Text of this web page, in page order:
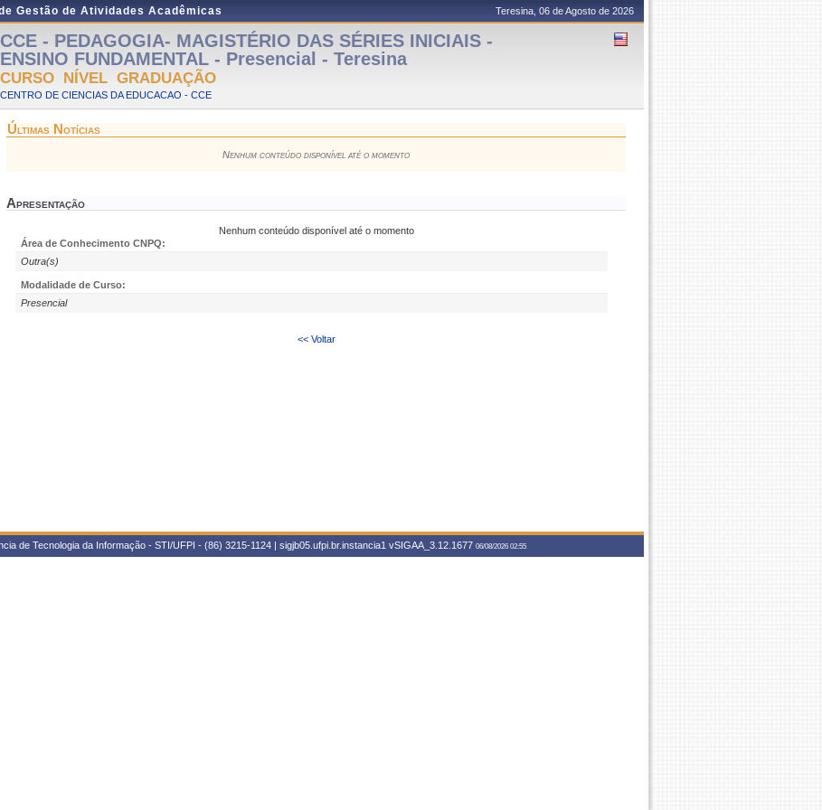
Gestão de Atividades Acadêmicas Teresina, 06 de Agosto de 2026
CCE - PEDAGOGIA- MAGISTÉRIO DAS SÉRIES INICIAIS -
ENSINO FUNDAMENTAL - Presencial - Teresina
CURSO NÍVEL GRADUAÇÃO
CENTRO DE CIENCIAS DA EDUCACAO - CCE
Últimas Notícias
Nenhum conteúdo disponível até o momento
Apresentação
Nenhum conteúdo disponível até o momento
Área de Conhecimento CNPQ:
Outra(s)
Modalidade de Curso:
Presencial
<< Voltar
de Tecnologia da Informação - STI/UFPI - (86) 3215-1124 | sigjb05.ufpi.br.instancia1 vSIGAA_3.12.1677 06/08/2026 02:55